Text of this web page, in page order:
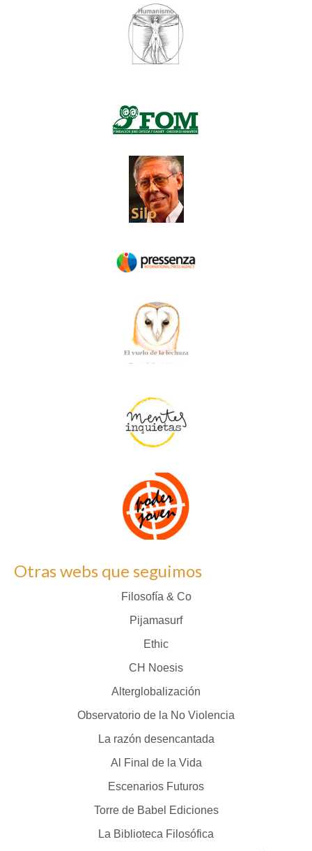
Otras webs que seguimos
Filosofía & Co
Pijamasurf
Ethic
CH Noesis
Alterglobalización
Observatorio de la No Violencia
La razón desencantada
Al Final de la Vida
Escenarios Futuros
Torre de Babel Ediciones
La Biblioteca Filosófica